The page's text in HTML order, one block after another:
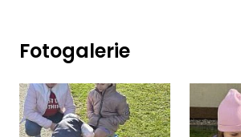
Fotogalerie